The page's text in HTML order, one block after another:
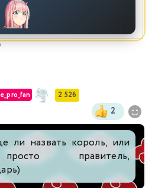
2 526
2
ли назвать король, или
правитель,